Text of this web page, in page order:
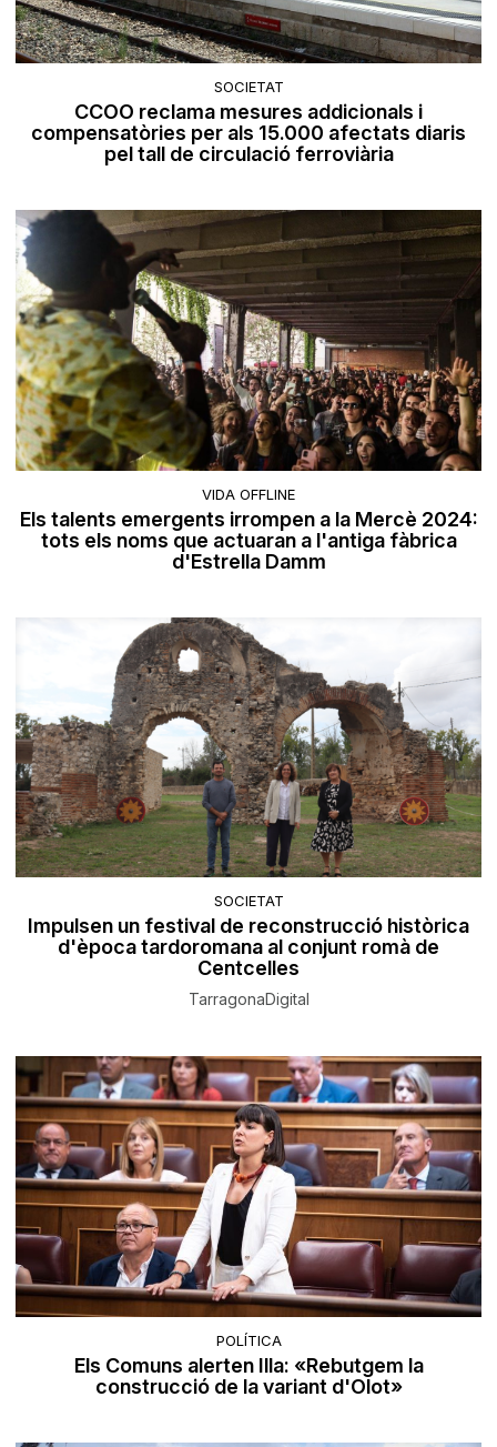
SOCIETAT
CCOO reclama mesures addicionals i
compensatòries per als 15.000 afectats diaris
pel tall de circulació ferroviària
VIDA OFFLINE
Els talents emergents irrompen a la Mercè 2024:
tots els noms que actuaran a l'antiga fàbrica
d'Estrella Damm
SOCIETAT
Impulsen un festival de reconstrucció històrica
d'època tardoromana al conjunt romà de
Centcelles
TarragonaDigital
POLÍTICA
Els Comuns alerten Illa: «Rebutgem la
construcció de la variant d'Olot»